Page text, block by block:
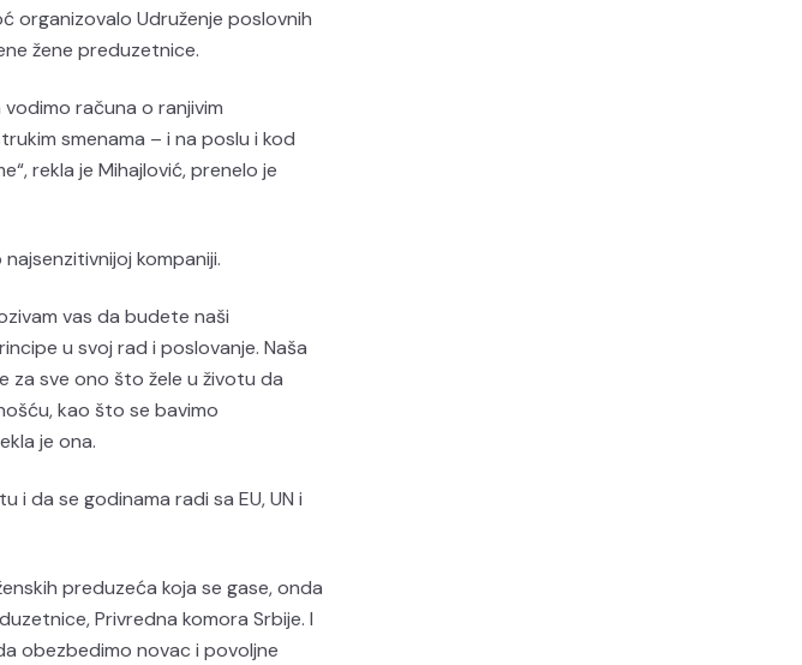
organizovalo Udruženje poslovnih
žene preduzetnice.
računa o ranjivim
smenama – i na poslu i kod
rekla je Mihajlović, prenelo je
kompaniji.
vas da budete naši
u svoj rad i poslovanje. Naša
za sve ono što žele u životu da
kao što se bavimo
je ona.
da se godinama radi sa EU, UN i
preduzeća koja se gase, onda
Privredna komora Srbije. I
obezbedimo novac i povoljne